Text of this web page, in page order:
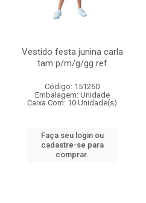
Vestido festa junina carla
tam p/m/g/gg ref
Código: 151260
Embalagem: Unidade
Caixa Com: 10 Unidade(s)
Faça seu login ou
cadastre-se para
comprar.